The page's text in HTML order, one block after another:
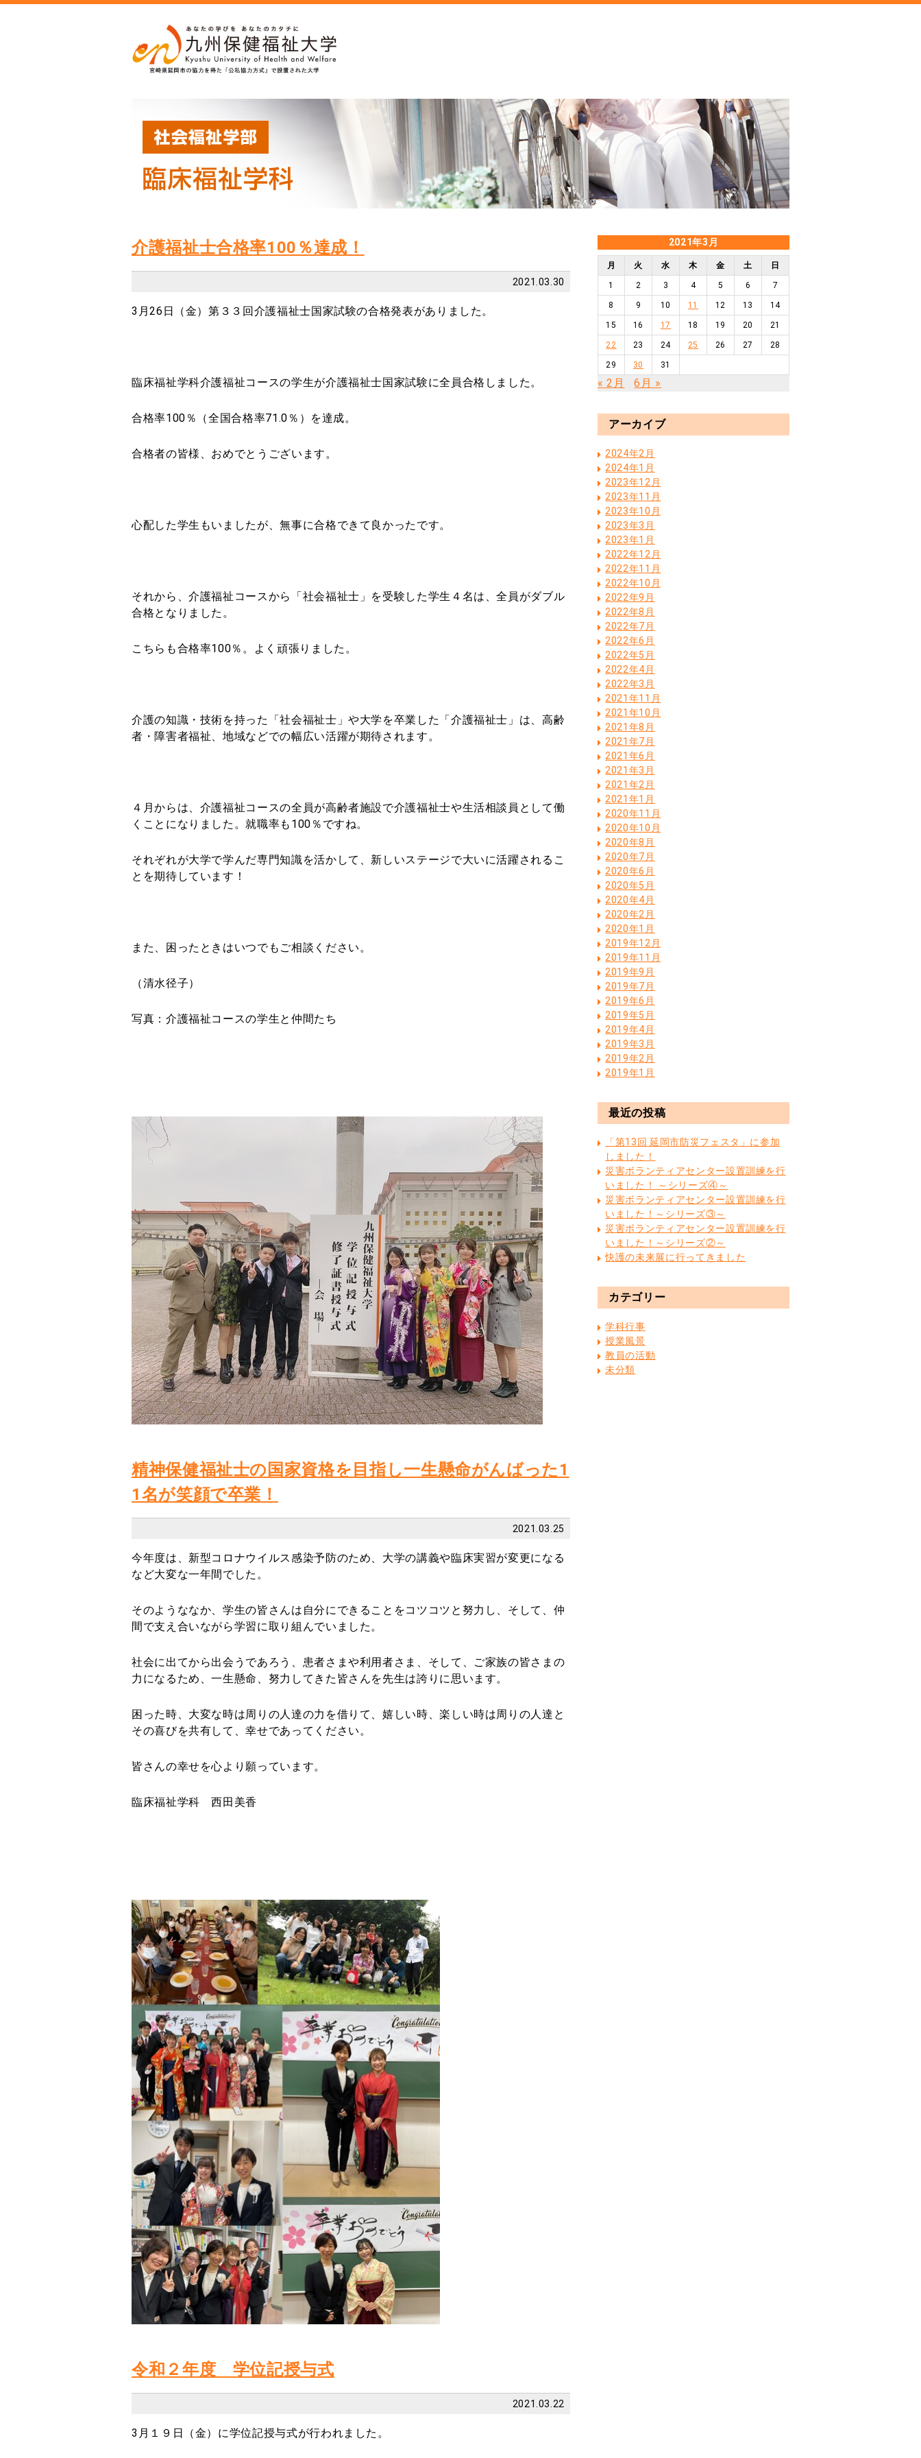
介護福祉士合格率100％達成！
2021.03.30
3月26日（金）第３３回介護福祉士国家試験の合格発表がありました。
臨床福祉学科介護福祉コースの学生が介護福祉士国家試験に全員合格しました。
合格率100％（全国合格率71.0％）を達成。
合格者の皆様、おめでとうございます。
心配した学生もいましたが、無事に合格できて良かったです。
それから、介護福祉コースから「社会福祉士」を受験した学生４名は、全員がダブル
合格となりました。
こちらも合格率100％。よく頑張りました。
介護の知識・技術を持った「社会福祉士」や大学を卒業した「介護福祉士」は、高齢
者・障害者福祉、地域などでの幅広い活躍が期待されます。
４月からは、介護福祉コースの全員が高齢者施設で介護福祉士や生活相談員として働
くことになりました。就職率も100％ですね。
それぞれが大学で学んだ専門知識を活かして、新しいステージで大いに活躍されるこ
とを期待しています！
また、困ったときはいつでもご相談ください。
（清水径子）
写真：介護福祉コースの学生と仲間たち
精神保健福祉士の国家資格を目指し一生懸命がんばった1
1名が笑顔で卒業！
2021.03.25
今年度は、新型コロナウイルス感染予防のため、大学の講義や臨床実習が変更になる
など大変な一年間でした。
そのようななか、学生の皆さんは自分にできることをコツコツと努力し、そして、仲
間で支え合いながら学習に取り組んでいました。
社会に出てから出会うであろう、患者さまや利用者さま、そして、ご家族の皆さまの
力になるため、一生懸命、努力してきた皆さんを先生は誇りに思います。
困った時、大変な時は周りの人達の力を借りて、嬉しい時、楽しい時は周りの人達と
その喜びを共有して、幸せであってください。
皆さんの幸せを心より願っています。
臨床福祉学科 西田美香
令和２年度 学位記授与式
2021.03.22
3月１９日（金）に学位記授与式が行われました。
2021年3月
月 火 水 木 金 土 日
1 2 3 4 5 6 7
8 9 10 11 12 13 14
15 16 17 18 19 20 21
22 23 24 25 26 27 28
29 30 31
« 2月 6月 »
アーカイブ
2024年2月
2024年1月
2023年12月
2023年11月
2023年10月
2023年3月
2023年1月
2022年12月
2022年11月
2022年10月
2022年9月
2022年8月
2022年7月
2022年6月
2022年5月
2022年4月
2022年3月
2021年11月
2021年10月
2021年8月
2021年7月
2021年6月
2021年3月
2021年2月
2021年1月
2020年11月
2020年10月
2020年8月
2020年7月
2020年6月
2020年5月
2020年4月
2020年2月
2020年1月
2019年12月
2019年11月
2019年9月
2019年7月
2019年6月
2019年5月
2019年4月
2019年3月
2019年2月
2019年1月
最近の投稿
「第13回 延岡市防災フェスタ」に参加
しました！
災害ボランティアセンター設置訓練を行
いました！ ～シリーズ④～
災害ボランティアセンター設置訓練を行
いました！～シリーズ③～
災害ボランティアセンター設置訓練を行
いました！～シリーズ②～
快護の未来展に行ってきました
カテゴリー
学科行事
授業風景
教員の活動
未分類